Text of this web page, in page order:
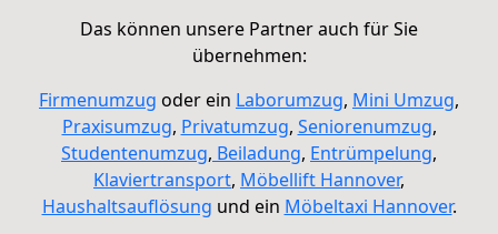
Das können unsere Partner auch für Sie
übernehmen:
Firmenumzug oder ein Laborumzug, Mini Umzug,
Praxisumzug, Privatumzug, Seniorenumzug,
Studentenumzug, Beiladung, Entrümpelung,
Klaviertransport, Möbellift Hannover,
Haushaltsauflösung und ein Möbeltaxi Hannover.